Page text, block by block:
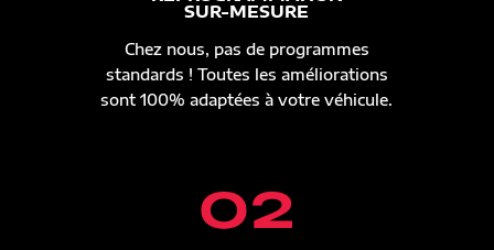
SUR-MESURE
Chez nous, pas de programmes
standards ! Toutes les améliorations
sont 100% adaptées à votre véhicule.
02